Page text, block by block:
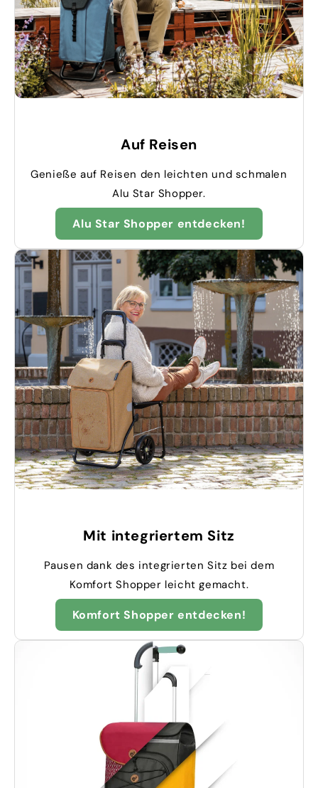
Auf Reisen
Genieße auf Reisen den leichten und schmalen
Alu Star Shopper.
Alu Star Shopper entdecken!
Mit integriertem Sitz
Pausen dank des integrierten Sitz bei dem
Komfort Shopper leicht gemacht.
Komfort Shopper entdecken!